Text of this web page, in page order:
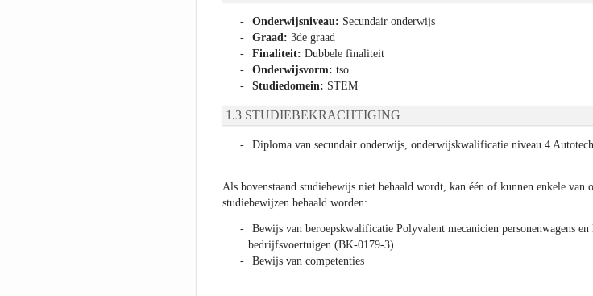
Onderwijsniveau: Secundair onderwijs
Graad: 3de graad
Finaliteit: Dubbele finaliteit
Onderwijsvorm: tso
Studiedomein: STEM
STUDIEBEKRACHTIGING
Diploma van secundair onderwijs, onderwijskwalificatie niveau 4
Als bovenstaand studiebewijs niet behaald wordt, kan één of kunnen enkele van
studiebewijzen behaald worden:
Bewijs van beroepskwalificatie Polyvalent mecanicien personenwagens en
bedrijfsvoertuigen (BK-0179-3)
Bewijs van competenties